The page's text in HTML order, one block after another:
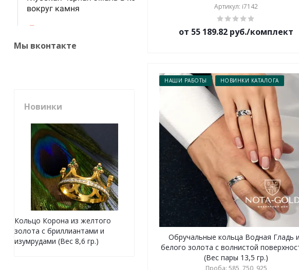
Артикул: i7142
от 55 189.82 руб./комплект
НАШИ РАБОТЫ НОВИНКИ КАТАЛОГА
Обручальные кольца Водная Гладь из
белого золота с волнистой
(Вес пары 13,5 гр.)
Проба: 585, 750, 925
Мы вконтакте
Новинки
Кольцо Корона из желтого
золота с бриллиантами и
изумрудами (Вес 8,6 гр.)